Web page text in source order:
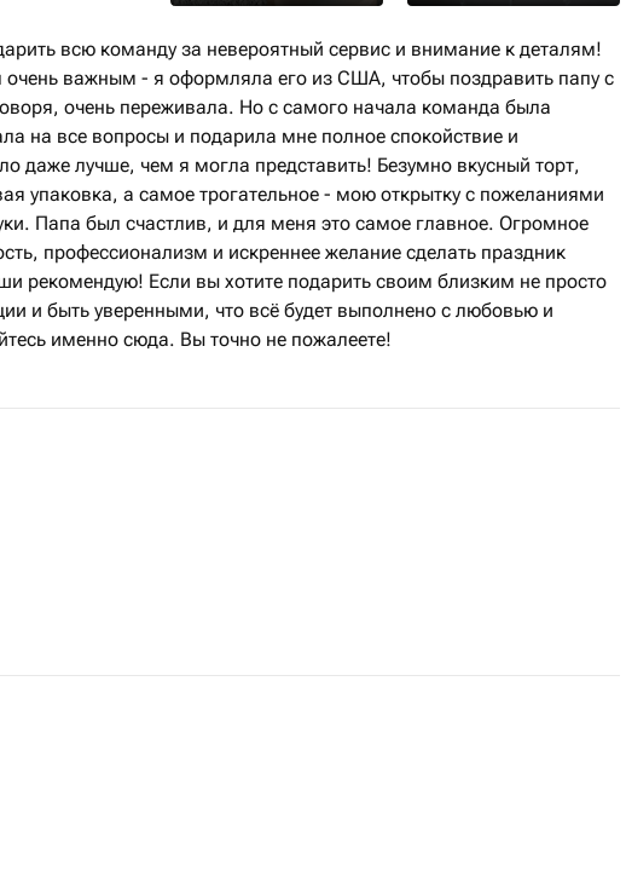
всю команду за невероятный сервис и внимание к деталям!
важным - я оформляла его из США, чтобы поздравить папу с
очень переживала. Но с самого начала команда была
на все вопросы и подарила мне полное спокойствие и
даже лучше, чем я могла представить! Безумно вкусный торт,
упаковка, а самое трогательное - мою открытку с пожеланиями
Папа был счастлив, и для меня это самое главное. Огромное
профессионализм и искреннее желание сделать праздник
рекомендую! Если вы хотите подарить своим близким не просто
и быть уверенными, что всё будет выполнено с любовью и
именно сюда. Вы точно не пожалеете!